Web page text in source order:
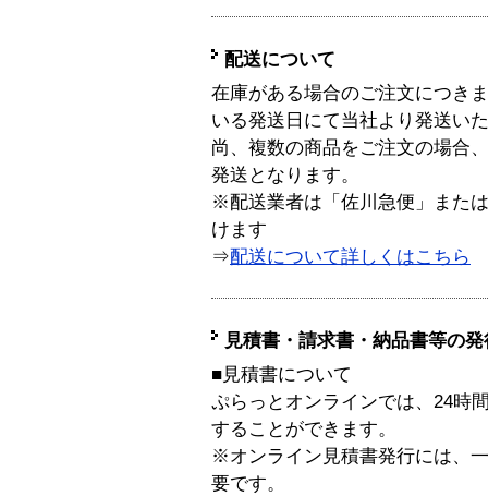
配送について
在庫がある場合のご注文につき
いる発送日にて当社より発送い
尚、複数の商品をご注文の場合
発送となります。
※配送業者は「佐川急便」また
けます
⇒配送について詳しくはこちら
見積書・請求書・納品書等の
■見積書について
ぷらっとオンラインでは、24時
することができます。
※オンライン見積書発行には、
要です。